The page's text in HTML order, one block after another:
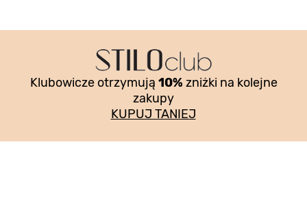
Klubowicze otrzymują 10% zniżki na kolejne
zakupy
KUPUJ TANIEJ